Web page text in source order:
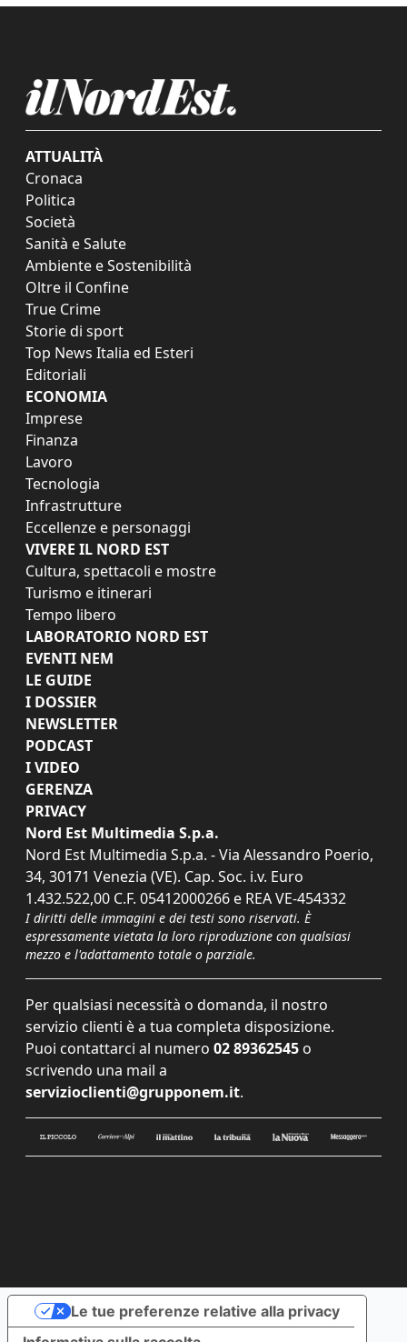
ATTUALITÀ
Cronaca
Politica
Società
Sanità e Salute
Ambiente e Sostenibilità
Oltre il Confine
True Crime
Storie di sport
Top News Italia ed Esteri
Editoriali
ECONOMIA
Imprese
Finanza
Lavoro
Tecnologia
Infrastrutture
Eccellenze e personaggi
VIVERE IL NORD EST
Cultura, spettacoli e mostre
Turismo e itinerari
Tempo libero
LABORATORIO NORD EST
EVENTI NEM
LE GUIDE
I DOSSIER
NEWSLETTER
PODCAST
I VIDEO
GERENZA
PRIVACY
Nord Est Multimedia S.p.a.
Nord Est Multimedia S.p.a. - Via Alessandro Poerio,
34, 30171 Venezia (VE). Cap. Soc. i.v. Euro
1.432.522,00 C.F. 05412000266 e REA VE-454332
I diritti delle immagini e dei testi sono riservati. È
espressamente vietata la loro riproduzione con qualsiasi
mezzo e l'adattamento totale o parziale.
Per qualsiasi necessità o domanda, il nostro
servizio clienti è a tua completa disposizione.
Puoi contattarci al numero 02 89362545 o
scrivendo una mail a
servizioclienti@grupponem.it.
Le tue preferenze relative alla privacy